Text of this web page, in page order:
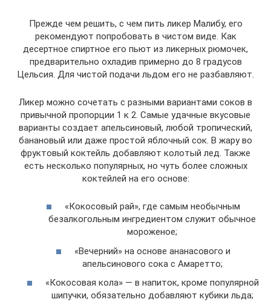
Прежде чем решить, с чем пить ликер Малибу, его
рекомендуют попробовать в чистом виде. Как
десертное спиртное его пьют из ликерных рюмочек,
предварительно охладив примерно до 8 градусов
Цельсия. Для чистой подачи льдом его не разбавляют.
Ликер можно сочетать с разными вариантами соков в
привычной пропорции 1 к 2. Самые удачные вкусовые
варианты ­создает апельсиновый, любой тропический,
банановый или даже простой яблочный сок. В жару во
фруктовый коктейль добавляют колотый лед. Также
есть несколько популярных, но чуть более сложных
коктейлей на его основе:
«Кокосовый рай», где самым необычным
безалкогольным ингредиентом служит обычное
мороженое;
«Вечерний» на основе ананасового и
апельсинового сока с Амаретто;
«Кокосовая кола» — в напиток, кроме популярной
шипучки, обязательно добавляют кубики льда;